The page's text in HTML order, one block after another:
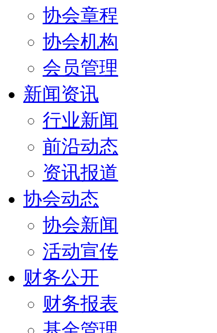
协会章程
协会机构
会员管理
新闻资讯
行业新闻
前沿动态
资讯报道
协会动态
协会新闻
活动宣传
财务公开
财务报表